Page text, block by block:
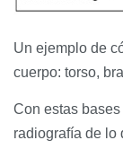
Un ejemplo de
cuerpo: torso,
Con estas
radiografía de lo